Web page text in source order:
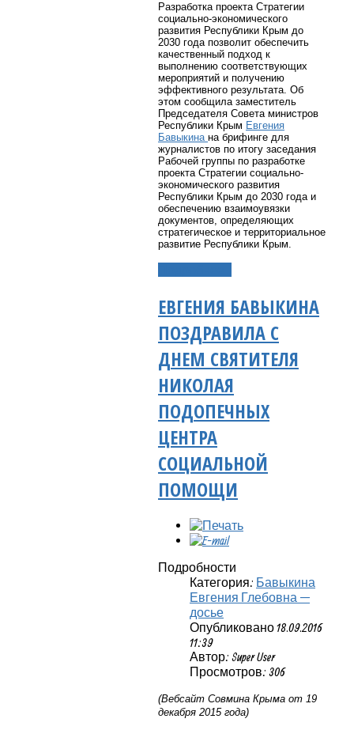
Разработка проекта Стратегии
социально-экономического
развития Республики Крым до
2030 года позволит обеспечить
качественный подход к
выполнению соответствующих
мероприятий и получению
эффективного результата. Об
этом сообщила заместитель
Председателя Совета министров
Республики Крым Евгения
Бавыкина на брифинге для
журналистов по итогу заседания
Рабочей группы по разработке
проекта Стратегии социально-
экономического развития
Республики Крым до 2030 года и
обеспечению взаимоувязки
документов, определяющих
стратегическое и территориальное
развитие Республики Крым.
ЕВГЕНИЯ БАВЫКИНА
ПОЗДРАВИЛА С
ДНЕМ СВЯТИТЕЛЯ
НИКОЛАЯ
ПОДОПЕЧНЫХ
ЦЕНТРА
СОЦИАЛЬНОЙ
ПОМОЩИ
Подробности
Категория: Бавыкина
Евгения Глебовна —
досье
Опубликовано 18.09.2016
11:39
Автор: Super User
Просмотров: 306
(Вебсайт Совмина Крыма от 19
декабря 2015 года)